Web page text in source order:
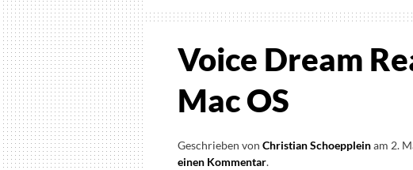
Voice Dream
Mac OS
Geschrieben von Christian Schoeppleinam 2.
einen Kommentaron
.